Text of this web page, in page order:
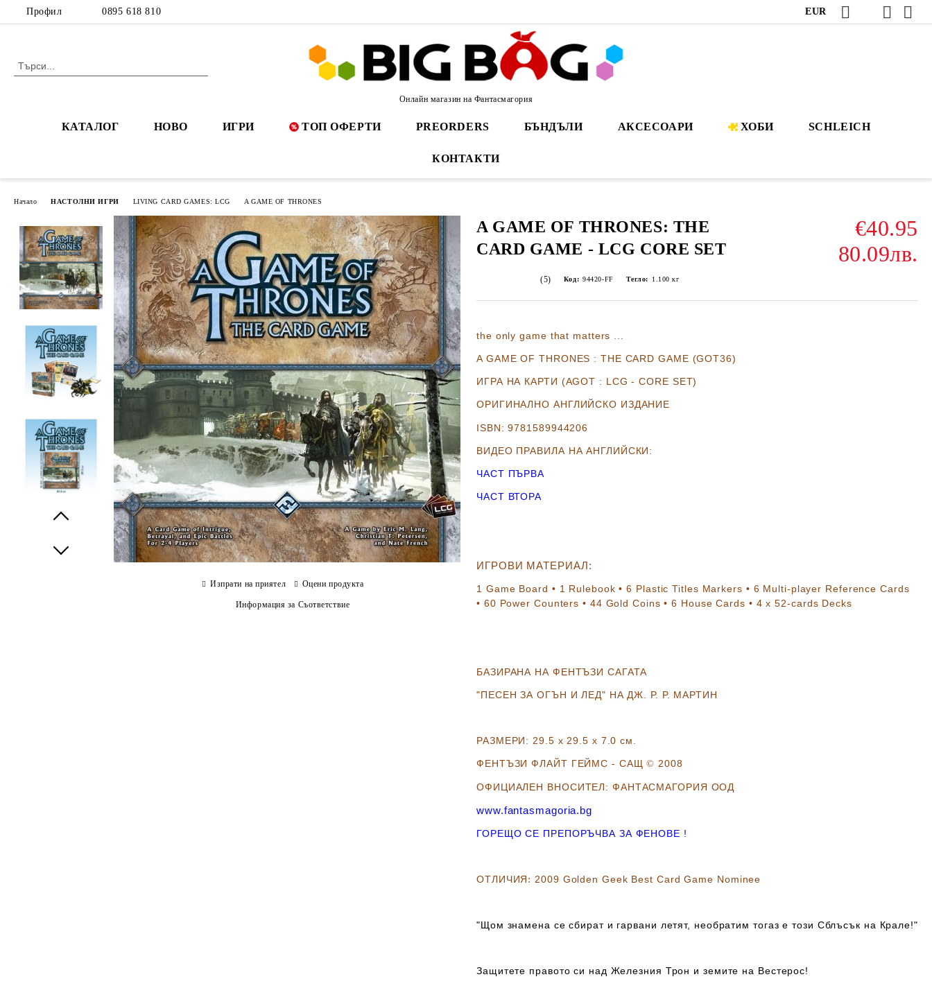
Профил 0895 618 810 EUR
Онлайн магазин на Фантасмагория
КАТАЛОГ НОВО ИГРИ ТОП ОФЕРТИ PREORDERS БЪНДЪЛИ АКСЕСОАРИ ХОБИ SCHLEICH
КОНТАКТИ
Начало НАСТОЛНИ ИГРИ LIVING CARD GAMES: LCG A GAME OF THRONES
A GAME OF THRONES: THE
CARD GAME - LCG CORE SET
€40.95
80.09лв.
(5) Код: 94420-FF Тегло: 1.100 кг
the only game that matters ...
A GAME OF THRONES : THE CARD GAME (GOT36)
ИГРА НА КАРТИ (AGOT : LCG - CORE SET)
ОРИГИНАЛНО АНГЛИЙСКО ИЗДАНИЕ
ISBN: 9781589944206
ВИДЕО ПРАВИЛА НА АНГЛИЙСКИ:
ЧАСТ ПЪРВА
ЧАСТ ВТОРА
ИГРОВИ МАТЕРИАЛ:
1 Game Board • 1 Rulebook •6 Plastic Titles Markers • 6 Multi-player Reference Cards
• 60 Power Counters • 44 Gold Coins•6 House Cards • 4 x 52-cards Decks
БАЗИРАНА НА ФЕНТЪЗИ САГАТА
"ПЕСЕН ЗА ОГЪН И ЛЕД" НА ДЖ. Р. Р. МАРТИН
РАЗМЕРИ: 29.5 х 29.5 х 7.0 см.
ФЕНТЪЗИ ФЛАЙТ ГЕЙМС - САЩ©2008
ОФИЦИАЛЕН ВНОСИТЕЛ: ФАНТАСМАГОРИЯ ООД
www.fantasmagoria.bg
ГОРЕЩО СЕ ПРЕПОРЪЧВА ЗА ФЕНОВЕ !
ОТЛИЧИЯ: 2009 Golden Geek Best Card Game Nominee
"Щом знамена се сбират и гарвани летят, необратим тогаз е този Сблъсък на Крале!"
Защитете правото си над Железния Трон и земите на Вестерос!
Изпрати на приятел Оцени продукта
Информация за Съответствие